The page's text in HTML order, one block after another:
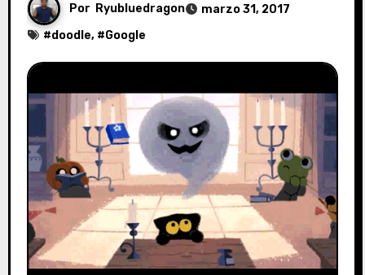
Por Ryubluedragon
marzo 31, 2017
#doodle, #Google